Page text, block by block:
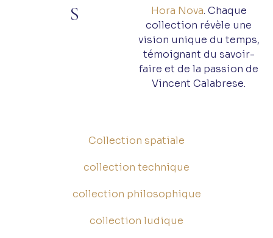
S
Hora Nova. Chaque
collection révèle une
vision unique du temps,
témoignant du savoir-
faire et de la passion de
Vincent Calabrese.
Collection spatiale
collection technique
collection philosophique
collection ludique